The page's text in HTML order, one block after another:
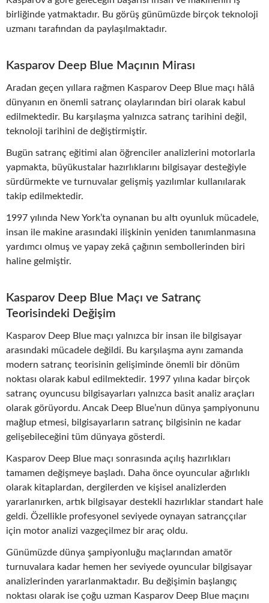
birliğinde yatmaktadır. Bu görüş günümüzde birçok teknoloji
uzmanı tarafından da paylaşılmaktadır.
Kasparov Deep Blue Maçının Mirası
Aradan geçen yıllara rağmen Kasparov Deep Blue maçı hâlâ
dünyanın en önemli satranç olaylarından biri olarak kabul
edilmektedir. Bu karşılaşma yalnızca satranç tarihini değil,
teknoloji tarihini de değiştirmiştir.
Bugün satranç eğitimi alan öğrenciler analizlerini motorlarla
yapmakta, büyükustalar hazırlıklarını bilgisayar desteğiyle
sürdürmekte ve turnuvalar gelişmiş yazılımlar kullanılarak
takip edilmektedir.
1997 yılında New York’ta oynanan bu altı oyunluk mücadele,
insan ile makine arasındaki ilişkinin yeniden tanımlanmasına
yardımcı olmuş ve yapay zekâ çağının sembollerinden biri
haline gelmiştir.
Kasparov Deep Blue Maçı ve Satranç
Teorisindeki Değişim
Kasparov Deep Blue maçı yalnızca bir insan ile bilgisayar
arasındaki mücadele değildi. Bu karşılaşma aynı zamanda
modern satranç teorisinin gelişiminde önemli bir dönüm
noktası olarak kabul edilmektedir. 1997 yılına kadar birçok
satranç oyuncusu bilgisayarları yalnızca basit analiz araçları
olarak görüyordu. Ancak Deep Blue’nun dünya şampiyonunu
mağlup etmesi, bilgisayarların satranç bilgisinin ne kadar
gelişebileceğini tüm dünyaya gösterdi.
Kasparov Deep Blue maçı sonrasında açılış hazırlıkları
tamamen değişmeye başladı. Daha önce oyuncular ağırlıklı
olarak kitaplardan, dergilerden ve kişisel analizlerden
yararlanırken, artık bilgisayar destekli hazırlıklar standart hale
geldi. Özellikle profesyonel seviyede oynayan satranççılar
için motor analizi vazgeçilmez bir araç oldu.
Günümüzde dünya şampiyonluğu maçlarından amatör
turnuvalara kadar hemen her seviyede oyuncular bilgisayar
analizlerinden yararlanmaktadır. Bu değişimin başlangıç
noktası olarak ise çoğu uzman Kasparov Deep Blue maçını